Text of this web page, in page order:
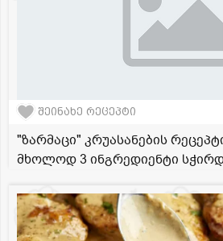
შეინახე რეცეპტი
"ზარმაცი" კრუასანების
მხოლოდ 3 ინგრედიენტი